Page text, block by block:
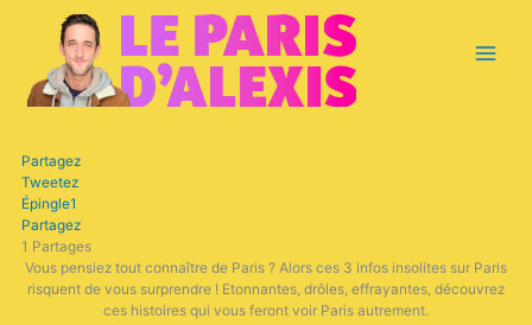
Menu
Partagez
Tweetez
Épingle1
Partagez
1 Partages
Vous pensiez tout connaître de Paris ? Alors ces 3 infos insolites sur Paris
risquent de vous surprendre ! Etonnantes, drôles, effrayantes, découvrez
ces histoires qui vous feront voir Paris autrement.